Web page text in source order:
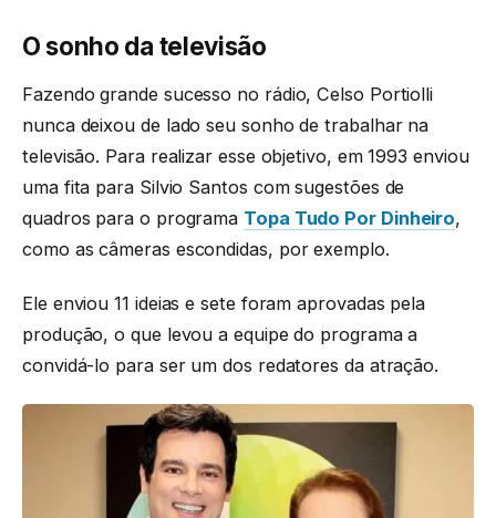
O sonho da televisão
Fazendo grande sucesso no rádio, Celso Portiolli
nunca deixou de lado seu sonho de trabalhar na
televisão. Para realizar esse objetivo, em 1993 enviou
uma fita para Silvio Santos com sugestões de
quadros para o programa Topa Tudo Por Dinheiro,
como as câmeras escondidas, por exemplo.
Ele enviou 11 ideias e sete foram aprovadas pela
produção, o que levou a equipe do programa a
convidá-lo para ser um dos redatores da atração.